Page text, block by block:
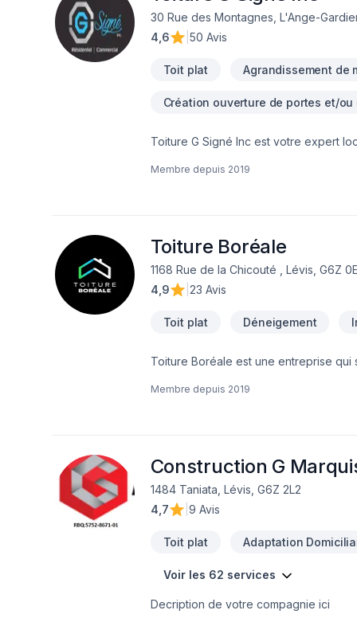
30 Rue des Montagnes, L'Ange-
4,6
50 Avis
Toit plat Agrandissement de
Création ouverture de portes et/
Toiture G Signé Inc est votre expert
combinant expérience, innovation et
Membre depuis 2019
Toiture Boréale
1168 Rue de la Chicouté , Lévis, G6Z
4,9
23 Avis
Toit plat Déneigement
Toiture Boréale est une entreprise
d’œuvre ainsi qu’une garantie du
Membre depuis 2019
Construction G
1484 Taniata, Lévis, G6Z 2L2
4,7
9 Avis
Toit plat Adaptation
Voir les 62 services
Decription de votre compagnie ici